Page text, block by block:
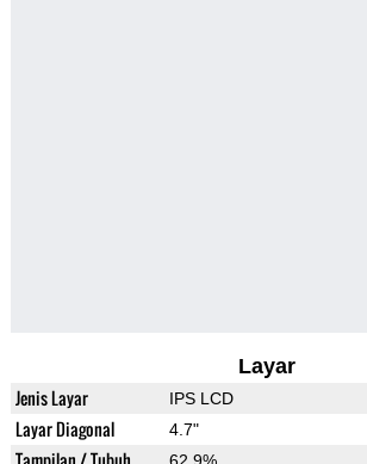
Layar
Jenis Layar IPS LCD
Layar Diagonal 4.7"